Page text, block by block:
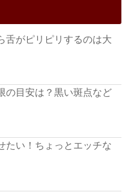
舌がピリピリするのは大
の目安は？黒い斑点など
たい！ちょっとエッチな